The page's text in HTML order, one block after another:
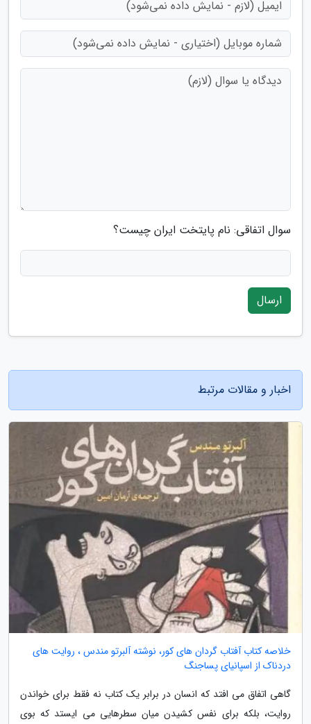
سوال اتفاقی: نام پایتخت ایران چیست؟
ارسال
اخبار و مقالات مرتبط
خلاصه کتاب آفتاب گردان های کور، نوشته آلبرتو مندس ، روایت های
دردناک از اسپانیای پساجنگ
گاهی اتفاق می افتد که انسان در برابر یک کتاب نه فقط برای خواندن
روایت، بلکه برای نفس کشیدن میان سطرهایی می ایستد که بوی